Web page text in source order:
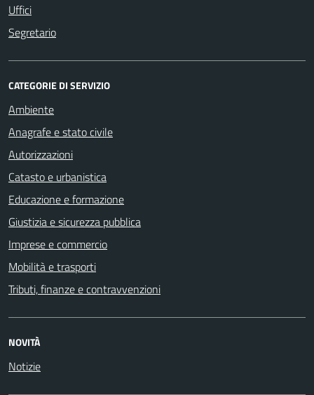
Uffici
Segretario
CATEGORIE DI SERVIZIO
Ambiente
Anagrafe e stato civile
Autorizzazioni
Catasto e urbanistica
Educazione e formazione
Giustizia e sicurezza pubblica
Imprese e commercio
Mobilità e trasporti
Tributi, finanze e contravvenzioni
NOVITÀ
Notizie